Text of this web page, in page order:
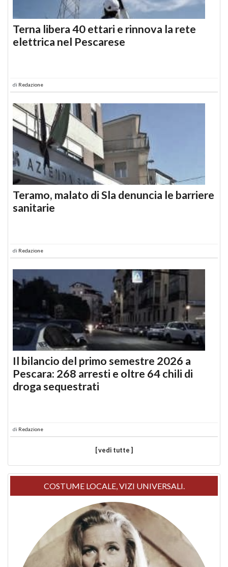
Terna libera 40 ettari e rinnova la rete
elettrica nel Pescarese
di Redazione
Teramo, malato di Sla denuncia le barriere
sanitarie
di Redazione
Il bilancio del primo semestre 2026 a
Pescara: 268 arresti e oltre 64 chili di
droga sequestrati
di Redazione
[ vedi tutte ]
COSTUME LOCALE, VIZI UNIVERSALI.